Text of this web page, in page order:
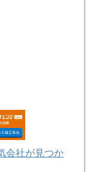
会社が見つか